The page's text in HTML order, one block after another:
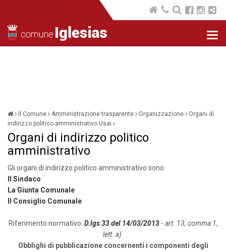
Il Comune Amministrazione trasparente Organizzazione
Organi di
indirizzo politico amministrativo Usai
Organi di indirizzo politico
amministrativo
Gli organi di indirizzo politico amministrativo sono:
Il Sindaco
La Giunta Comunale
Il Consiglio Comunale
Riferimento normativo: D.lgs 33 del 14/03/2013- art. 13, comma 1,
lett. a)
Obblighi di pubblicazione concernenti i componenti degli